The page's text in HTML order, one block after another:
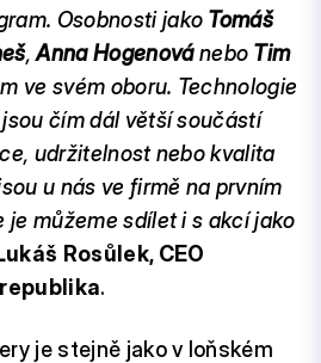
Osobnosti jako Tomáš
,Anna Hogenovánebo Tim
ve svém oboru. Technologie
čím dál větší součástí
udržitelnost nebo kvalita
u nás ve firmě na prvním
je můžeme sdílet i s akcí jako
Rosůlek, CEO
.
je stejně jako v loňském